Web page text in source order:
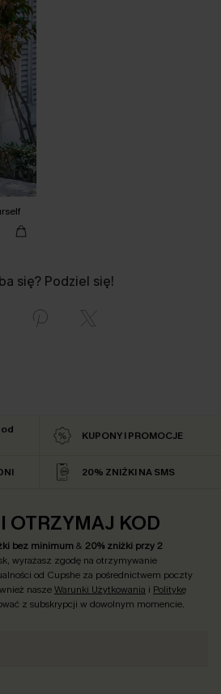
się? Podziel się!
od
KUPONY I PROMOCJE
20% ZNIŻKI NA SMS
OTRZYMAJ KOD
bez minimum& 20% zniżki przy 2
wyrażasz zgodę na otrzymywanie
od Cupshe za pośrednictwem poczty
naszeWarunki Użytkowania i Politykę
z subskrypcji w dowolnym momencie.